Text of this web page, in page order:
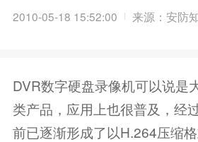
2010-05-18 15:52:00 来源：安防
DVR数字硬盘录像机可以说是
类产品，应用上也很普及，经
前已逐渐形成了以H.264压缩